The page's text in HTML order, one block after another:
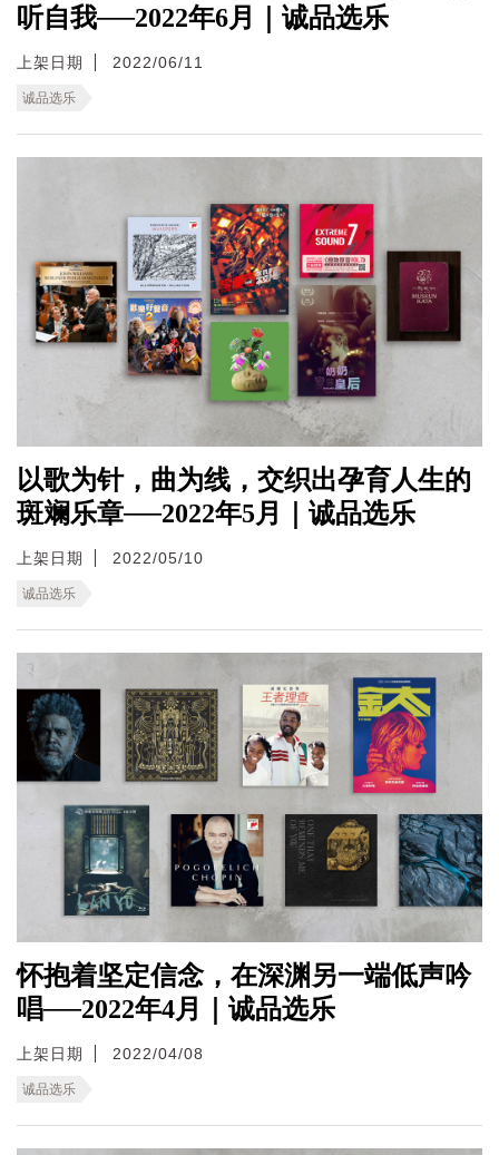
听自我──2022年6月｜诚品选乐
上架日期 2022/06/11
诚品选乐
以歌为针，曲为线，交织出孕育人生的
斑斓乐章──2022年5月｜诚品选乐
上架日期 2022/05/10
诚品选乐
怀抱着坚定信念，在深渊另一端低声吟
唱──2022年4月｜诚品选乐
上架日期 2022/04/08
诚品选乐